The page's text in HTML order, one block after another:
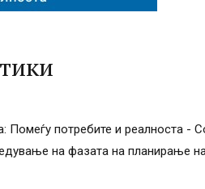
Помеѓу потребите и реалноста -
на фазата на планирање на